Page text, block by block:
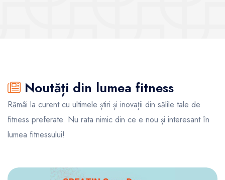
Noutăți din lumea fitness
Rămâi la curent cu ultimele știri și inovații din sălile tale de
fitness preferate. Nu rata nimic din ce e nou și interesant în
lumea fitnessului!